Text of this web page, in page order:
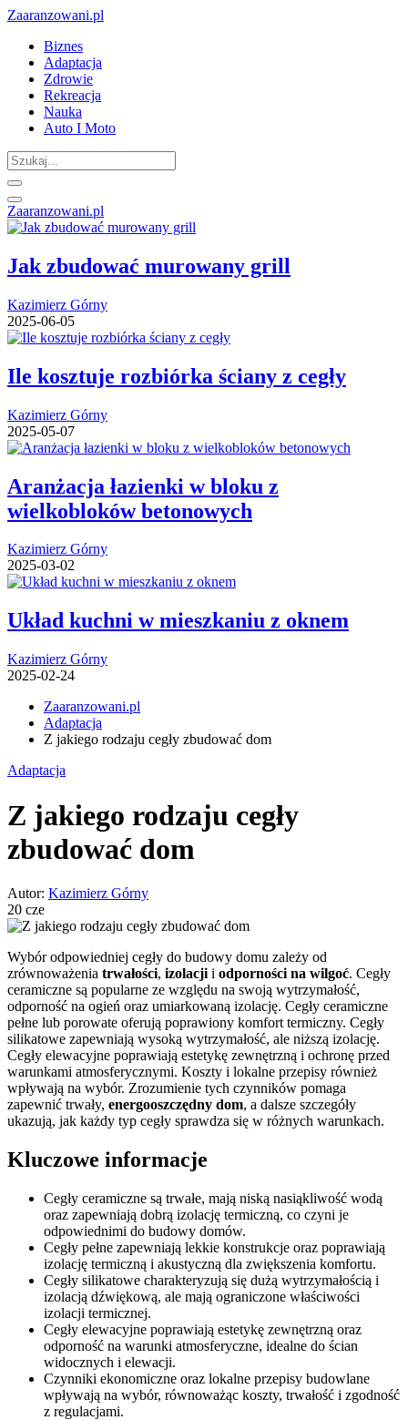
Zaaranzowani.pl
Biznes
Adaptacja
Zdrowie
Rekreacja
Nauka
Auto I Moto
Zaaranzowani.pl
Jak zbudować murowany grill
Kazimierz Górny
2025-06-05
Ile kosztuje rozbiórka ściany z cegły
Kazimierz Górny
2025-05-07
Aranżacja łazienki w bloku z
wielkobloków betonowych
Kazimierz Górny
2025-03-02
Układ kuchni w mieszkaniu z oknem
Kazimierz Górny
2025-02-24
Zaaranzowani.pl
Adaptacja
Z jakiego rodzaju cegły zbudować dom
Adaptacja
Z jakiego rodzaju cegły
zbudować dom
Autor: Kazimierz Górny
20 cze
Wybór odpowiedniej cegły do budowy domu zależy od
zrównoważenia trwałości, izolacji i odporności na wilgoć. Cegły
ceramiczne są popularne ze względu na swoją wytrzymałość,
odporność na ogień oraz umiarkowaną izolację. Cegły ceramiczne
pełne lub porowate oferują poprawiony komfort termiczny. Cegły
silikatowe zapewniają wysoką wytrzymałość, ale niższą izolację.
Cegły elewacyjne poprawiają estetykę zewnętrzną i ochronę przed
warunkami atmosferycznymi. Koszty i lokalne przepisy również
wpływają na wybór. Zrozumienie tych czynników pomaga
zapewnić trwały, energooszczędny dom, a dalsze szczegóły
ukazują, jak każdy typ cegły sprawdza się w różnych warunkach.
Kluczowe informacje
Cegły ceramiczne są trwałe, mają niską nasiąkliwość wodą
oraz zapewniają dobrą izolację termiczną, co czyni je
odpowiednimi do budowy domów.
Cegły pełne zapewniają lekkie konstrukcje oraz poprawiają
izolację termiczną i akustyczną dla zwiększenia komfortu.
Cegły silikatowe charakteryzują się dużą wytrzymałością i
izolacją dźwiękową, ale mają ograniczone właściwości
izolacji termicznej.
Cegły elewacyjne poprawiają estetykę zewnętrzną oraz
odporność na warunki atmosferyczne, idealne do ścian
widocznych i elewacji.
Czynniki ekonomiczne oraz lokalne przepisy budowlane
wpływają na wybór, równoważąc koszty, trwałość i zgodność
z regulacjami.